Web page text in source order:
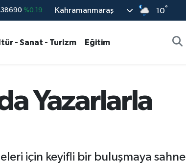
%0.18
%0
Kahramanmaraş 10°
- Sanat - Turizm Eğitim
Yazarlarla
için keyifli bir buluşmaya sahne